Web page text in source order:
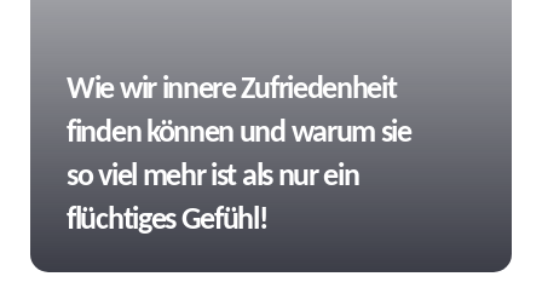
Wie wir innere Zufriedenheit
finden können und warum sie
so viel mehr ist als nur ein
flüchtiges Gefühl!